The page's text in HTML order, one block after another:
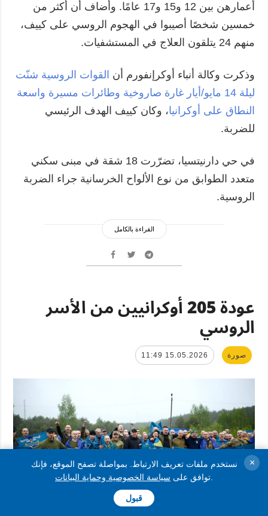
أعمارهن بين 12 و15 و17 عامًا. وأضاف أن أكثر من
خمسين شخصًا أصيبوا في الهجوم الروسي على كييف،
منهم 24 يتلقون العلاج في المستشفيات.
وذكرت وكالة أنباء أوكرإنفورم أن القوات الروسية شنّت
ليلة 14 مايو/أيار غارة صاروخية وطائرات مسيرة واسعة
النطاق على أوكرانيا، وكان كييف الهدف الرئيسي
للضربة.
في حي دارنيتسيا، تضرّرت 18 شقة في مبنى سكني
متعدد الطوابق من نوع الألواح الخرسانية جراء الضربة
الروسية.
القراءة بالكامل
عودة 205 أوكرانيين من الأسر
الروسي
صورة 15.05.2026 11:49
نستخدم ملفات تعريف الارتباط. بمواصلة تصفح الموقع، فإنك
توافق على سياسة الخصوصية وحماية البيانات
قبول
×